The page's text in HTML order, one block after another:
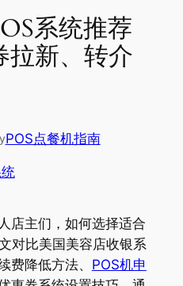
系统推荐
拉新、转介
POS点餐机指南
店主们，如何选择适合
对比美国美容店收银系
费降低方法、 POS机申